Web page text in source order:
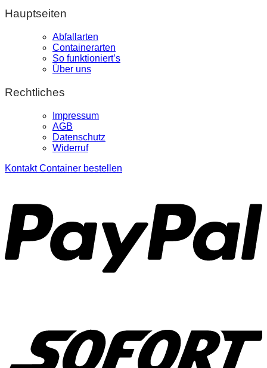
Hauptseiten
Abfallarten
Containerarten
So funktioniert’s
Über uns
Rechtliches
Impressum
AGB
Datenschutz
Widerruf
Kontakt Container bestellen